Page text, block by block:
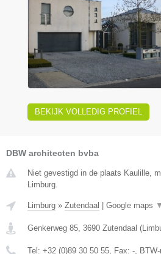
BEKIJK VOLLEDIG PROFIEL
DBW architecten bvba
Niet gevestigd in de plaats Kaulille,
Limburg.
Limburg » Zutendaal Google maps ▼
Genkerweg 85 3690 Zutendaal (
Tel: +32 (0)89 30 50 55 , Fax: - ,